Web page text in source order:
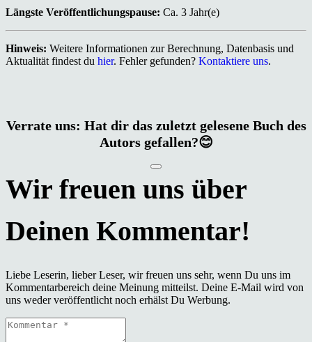
Längste Veröffentlichungspause: Ca. 3 Jahr(e)
Hinweis: Weitere Informationen zur Berechnung, Datenbasis und
Aktualität findest du hier. Fehler gefunden? Kontaktiere uns.
Verrate uns: Hat dir das zuletzt gelesene Buch des
Autors gefallen?😊
Liebe Leserin, lieber Leser, wir freuen uns sehr, wenn Du uns im
Kommentarbereich deine Meinung mitteilst. Deine E-Mail wird von
uns weder veröffentlicht noch erhälst Du Werbung.